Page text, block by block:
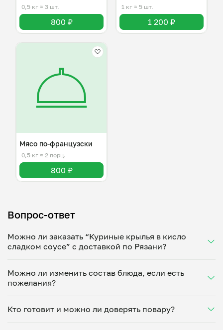
0,5 кг ≈ 3 шт.
800 ₽
1 кг ≈ 5 шт.
1 200 ₽
Мясо по-французски
0,5 кг ≈ 2 порц.
800 ₽
Вопрос-ответ
Можно ли заказать “Куриные крылья в кисло
сладком соусе” с доставкой по Рязани?
Укажите удобное время — и получите свежее
домашнее блюдо в большой порции прямо с плиты.
минут. Статус заказа отслеживайте в личном
кабинете, а с поваром можно связаться напрямую в
Можно ли изменить состав блюда, если есть
пожелания?
ваши предпочтения: уберет специи, снизит
Кто готовит и можно ли доверять повару?